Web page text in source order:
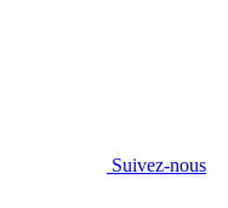
Suivez-nous